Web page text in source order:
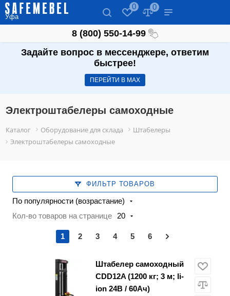
Уфа
0 0
8 (800) 550-14-99
Задайте вопрос в мессенджере, ответим
быстрее!
ПЕРЕЙТИ В МАХ
Электроштабелеры самоходные
Каталог Оборудование для склада
Штабелеры
Электроштабелеры самоходные
ФИЛЬТР ТОВАРОВ
По популярности (возрастание)
Кол-во товаров на странице
20
1 2 3 4 5 6
Штабелер самоходный
CDD12A (1200 кг; 3 м; li-
ion 24В / 60Ач)